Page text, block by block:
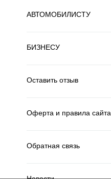
АВТОМОБИЛИСТУ
БИЗНЕСУ
Оставить отзыв
Оферта и правила сайта
Обратная связь